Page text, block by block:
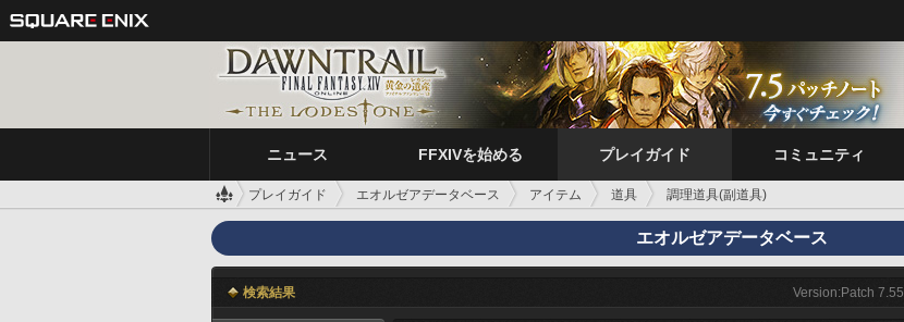
ニュース FFXIVを始める プレイガイド コミュニティ
プレイガイド エオルゼアデータベース アイテム 道具 調理道具(副道具)
エオルゼアデータベース
検索結果 Version:Patch 7.55